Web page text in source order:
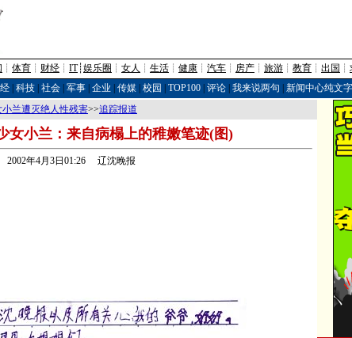
┊ 体育 ┊ 财经 ┊ IT┊ 娱乐圈 ┊ 女人 ┊ 生活 ┊ 健康 ┊ 汽车 ┊ 房产 ┊ 旅游 ┊ 教育 ┊ 出国 ┊
| 科技| 社会| 军事| 企业 传媒| 校园 TOP100| 评论| 我来说两句
新闻中心纯文
兰遭灭绝人性残害>>追踪报道
女小兰：来自病榻上的稚嫩笔迹(图)
2002年4月3日01:26 辽沈晚报